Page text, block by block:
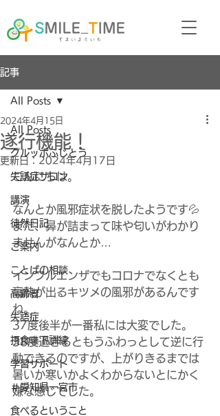
記事
All Posts
グルッポふじとう
失語症サロン
講演
徒然日記
ご案内
ことばの相談
高齢者
失語症
摂食嚥下訓練
学習サポート
＃愛知県一宮市
食べるということ
All Posts
遂行機能！
2024年4月15日
更新日： 2024年4月17日
こんにちは。
なんとか風邪症状を脱したようです💦
まだ、鼻が詰まって味や匂いがわかり
ませんがなんとか…
インフルエンザでもコロナでなくとも
高熱が出るキツメの風邪があるんです
ね。
37度後半が一番私には大変でした。
38度過ぎるともうふわっとして逆に行
動できるのですが、上がりきるまでは
暑いか寒いかよくわからないとにかく
嫌な感じでした。